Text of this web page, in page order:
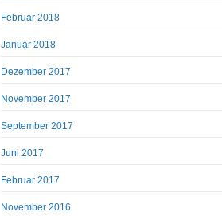
Februar 2018
Januar 2018
Dezember 2017
November 2017
September 2017
Juni 2017
Februar 2017
November 2016